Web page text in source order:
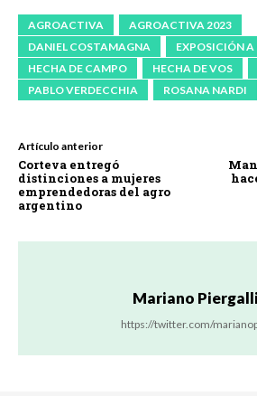
AGROACTIVA
AGROACTIVA 2023
DANIEL COSTAMAGNA
EXPOSICIÓN
HECHA DE CAMPO
HECHA DE VOS
PABLO VERDECCHIA
ROSANA NARDI
Artículo anterior
Corteva entregó
distinciones a mujeres
emprendedoras del agro
argentino
Mariano
https://twitter.com/